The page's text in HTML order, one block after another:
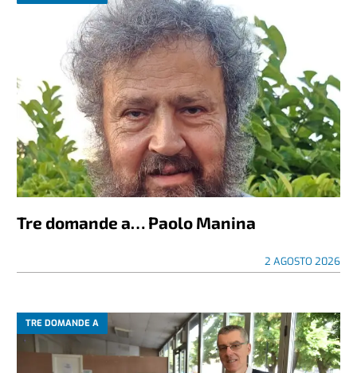
Tre domande a… Paolo Manina
2 AGOSTO 2026
TRE DOMANDE A